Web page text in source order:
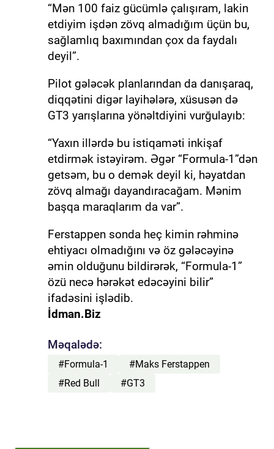
“Mən 100 faiz gücümlə çalışıram, lakin
etdiyim işdən zövq almadığım üçün bu,
sağlamlıq baxımından çox da faydalı
deyil”.
Pilot gələcək planlarından da danışaraq,
diqqətini digər layihələrə, xüsusən də
GT3 yarışlarına yönəltdiyini vurğulayıb:
“Yaxın illərdə bu istiqaməti inkişaf
etdirmək istəyirəm. Əgər “Formula-1”dən
getsəm, bu o demək deyil ki, həyatdan
zövq almağı dayandıracağam. Mənim
başqa maraqlarım da var”.
Ferstappen sonda heç kimin rəhminə
ehtiyacı olmadığını və öz gələcəyinə
əmin olduğunu bildirərək, “Formula-1”
özü necə hərəkət edəcəyini bilir”
ifadəsini işlədib.
İdman.Biz
Məqalədə:
#Formula-1
#Maks Ferstappen
#Red Bull
#GT3